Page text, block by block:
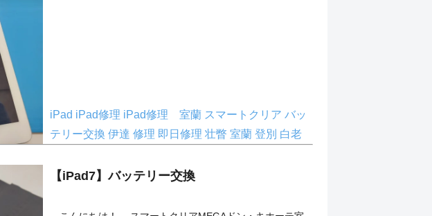
iPad iPad修理 iPad修理 室蘭 スマートクリア バッ
テリー交換 伊達 修理 即日修理 壮瞥 室蘭 登別 白老
【iPad7】バッテリー交換